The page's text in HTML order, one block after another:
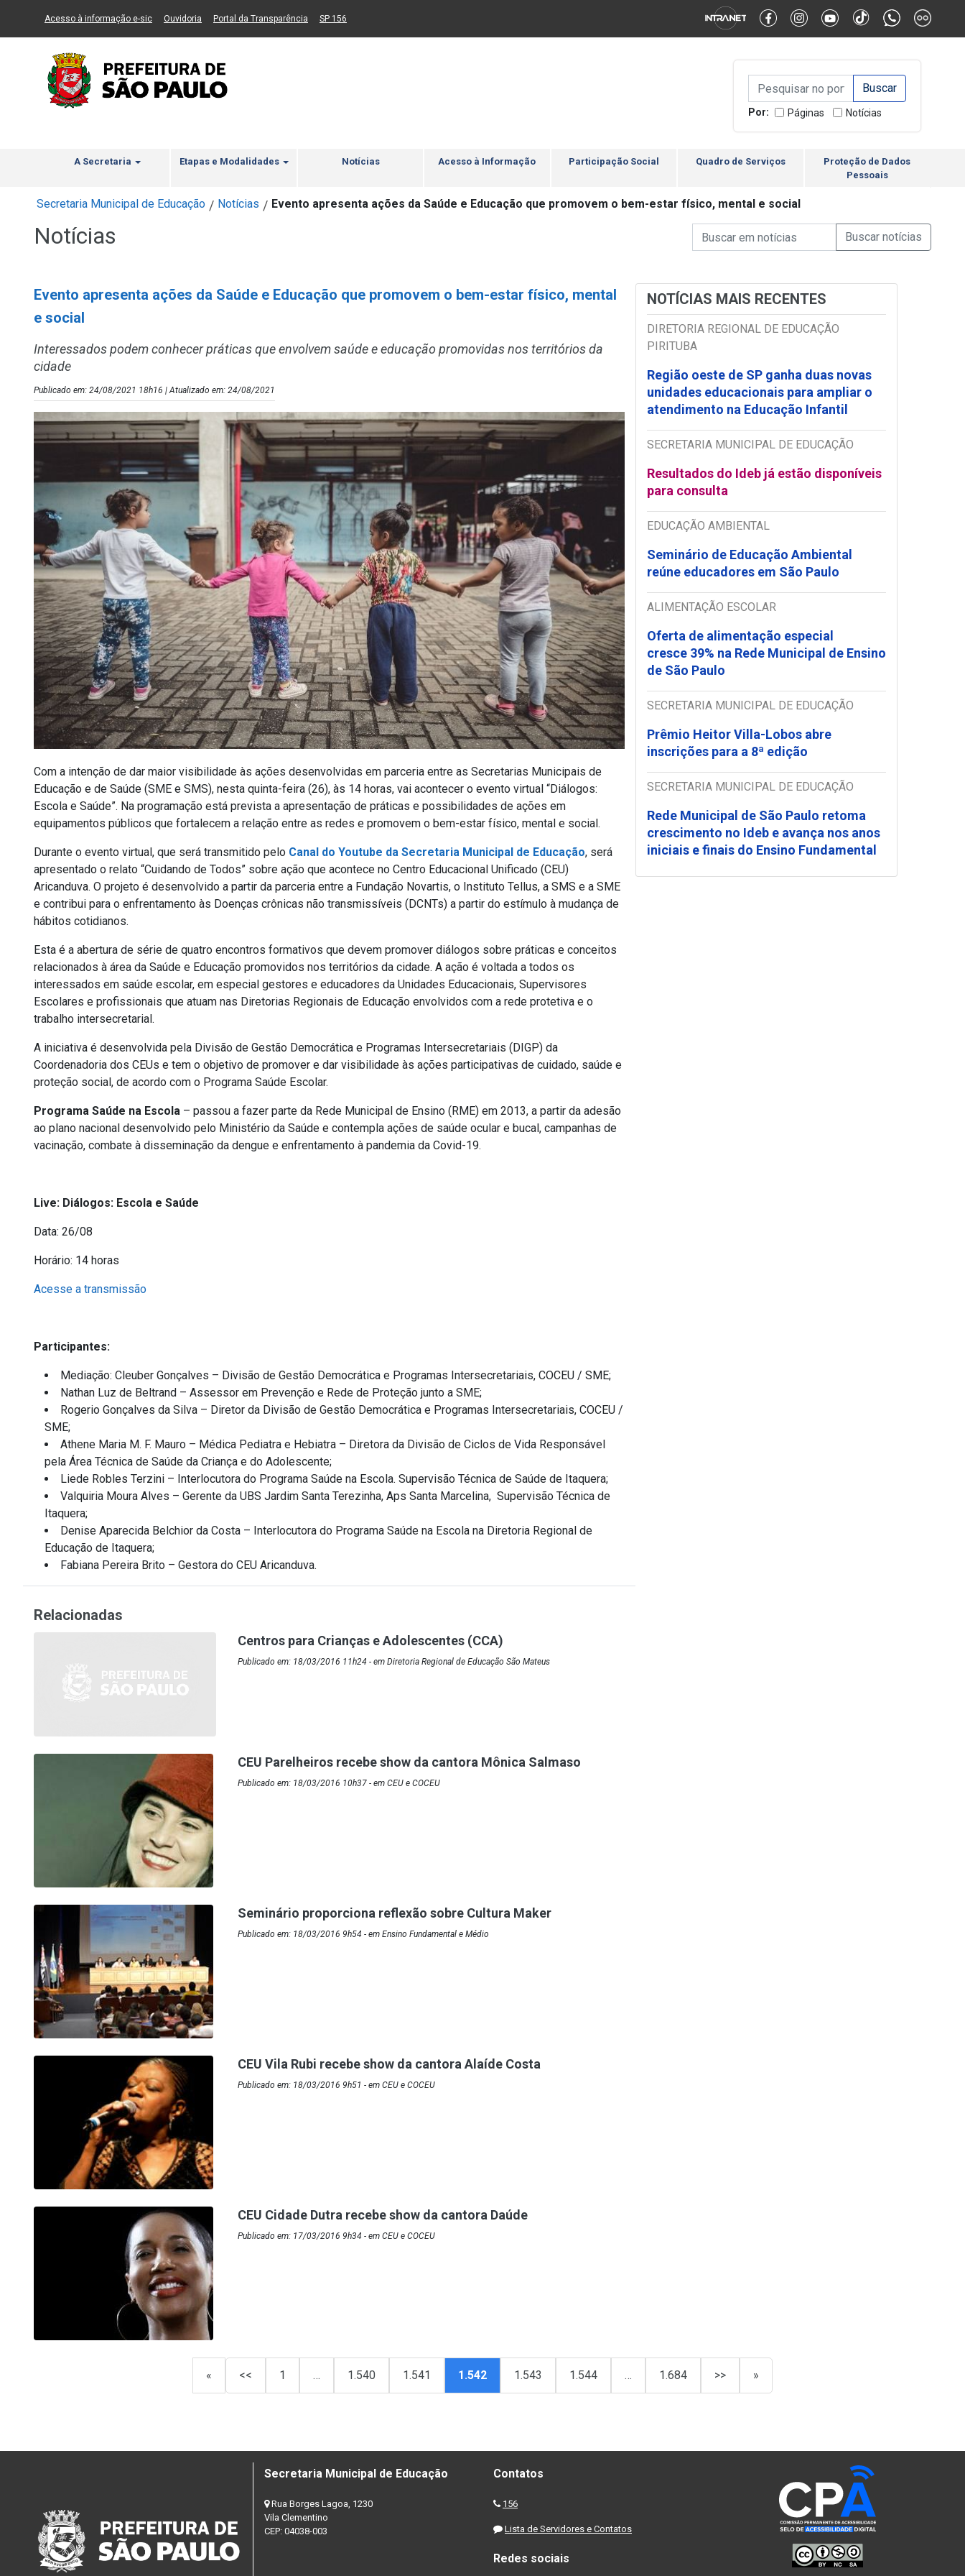
Ir ao Conteúdo Ir para menu principal 2 Ir para busca Ir para rodapé Alternar Alto Contraste Alternar Tamanho da Fonte
Acesso à informação e-sic(Link para um novo sítio)
Ouvidoria (Link para um novo sítio)
Portal da Transparência (Link para um novo sítio)
SP 156
Campo de Busca de
Campo de Busca de informaçõesEnviar a Busca
Por: Páginas Notícias
A Secretaria Etapas e Modalidades Notícias Acesso à Informação Participação Social Quadro de Serviços
Proteção de Dados
Pessoais
Secretaria Municipal de Educação / Notícias / Evento apresenta ações da Saúde e Educação que promovem o bem-estar físico, mental e social
Notícias Campo de Busca de Notícias
Campo de Busca de informaçõesEnviar a Busca de
Evento apresenta ações da Saúde e Educação que promovem o bem-estar físico, mental
e social
Interessados podem conhecer práticas que envolvem saúde e educação promovidas nos territórios da
cidade
Publicado em: 24/08/2021 18h16 | Atualizado em: 24/08/2021
Com a intenção de dar maior visibilidade às ações desenvolvidas em parceria entre as Secretarias Municipais de
Educação e de Saúde (SME e SMS), nesta quinta-feira (26), às 14 horas, vai acontecer o evento virtual “Diálogos:
Escola e Saúde”. Na programação está prevista a apresentação de práticas e possibilidades de ações em
equipamentos públicos que fortalecem a relação entre as redes e promovem o bem-estar físico, mental e social.
Durante o evento virtual, que será transmitido pelo Canal do Youtube da Secretaria Municipal de Educação, será
apresentado o relato “Cuidando de Todos” sobre ação que acontece no Centro Educacional Unificado (CEU)
Aricanduva. O projeto é desenvolvido a partir da parceria entre a Fundação Novartis, o Instituto Tellus, a SMS e a SME
e contribui para o enfrentamento às Doenças crônicas não transmissíveis (DCNTs) a partir do estímulo à mudança de
hábitos cotidianos.
Esta é a abertura de série de quatro encontros formativos que devem promover diálogos sobre práticas e conceitos
relacionados à área da Saúde e Educação promovidos nos territórios da cidade. A ação é voltada a todos os
interessados em saúde escolar, em especial gestores e educadores da Unidades Educacionais, Supervisores
Escolares e profissionais que atuam nas Diretorias Regionais de Educação envolvidos com a rede protetiva e o
trabalho intersecretarial.
A iniciativa é desenvolvida pela Divisão de Gestão Democrática e Programas Intersecretariais (DIGP) da
Coordenadoria dos CEUs e tem o objetivo de promover e dar visibilidade às ações participativas de cuidado, saúde e
proteção social, de acordo com o Programa Saúde Escolar.
Programa Saúde na Escola – passou a fazer parte da Rede Municipal de Ensino (RME) em 2013, a partir da adesão
ao plano nacional desenvolvido pelo Ministério da Saúde e contempla ações de saúde ocular e bucal, campanhas de
vacinação, combate à disseminação da dengue e enfrentamento à pandemia da Covid-19.
Live: Diálogos: Escola e Saúde
Data: 26/08
Horário: 14 horas
Acesse a transmissão
Participantes:
Mediação: Cleuber Gonçalves – Divisão de Gestão Democrática e Programas Intersecretariais, COCEU / SME;
Nathan Luz de Beltrand – Assessor em Prevenção e Rede de Proteção junto a SME;
Rogerio Gonçalves da Silva – Diretor da Divisão de Gestão Democrática e Programas Intersecretariais, COCEU /
SME;
Athene Maria M. F. Mauro – Médica Pediatra e Hebiatra – Diretora da Divisão de Ciclos de Vida Responsável
pela Área Técnica de Saúde da Criança e do Adolescente;
Liede Robles Terzini – Interlocutora do Programa Saúde na Escola. Supervisão Técnica de Saúde de Itaquera;
Valquiria Moura Alves – Gerente da UBS Jardim Santa Terezinha, Aps Santa Marcelina, Supervisão Técnica de
Itaquera;
Denise Aparecida Belchior da Costa – Interlocutora do Programa Saúde na Escola na Diretoria Regional de
Educação de Itaquera;
Fabiana Pereira Brito – Gestora do CEU Aricanduva.
NOTÍCIAS MAIS RECENTES
DIRETORIA REGIONAL DE EDUCAÇÃO
PIRITUBA
Região oeste de SP ganha duas novas
unidades educacionais para ampliar o
atendimento na Educação Infantil
SECRETARIA MUNICIPAL DE EDUCAÇÃO
Resultados do Ideb já estão disponíveis
para consulta
EDUCAÇÃO AMBIENTAL
Seminário de Educação Ambiental
reúne educadores em São Paulo
ALIMENTAÇÃO ESCOLAR
Oferta de alimentação especial
cresce 39% na Rede Municipal de Ensino
de São Paulo
SECRETARIA MUNICIPAL DE EDUCAÇÃO
Prêmio Heitor Villa-Lobos abre
inscrições para a 8ª edição
SECRETARIA MUNICIPAL DE EDUCAÇÃO
Rede Municipal de São Paulo retoma
crescimento no Ideb e avança nos anos
iniciais e finais do Ensino Fundamental
Relacionadas
Centros para Crianças e Adolescentes (CCA)
Publicado em: 18/03/2016 11h24 - em Diretoria Regional de Educação São Mateus
CEU Parelheiros recebe show da cantora Mônica Salmaso
Publicado em: 18/03/2016 10h37 - em CEU e COCEU
Seminário proporciona reflexão sobre Cultura Maker
Publicado em: 18/03/2016 9h54 - em Ensino Fundamental e Médio
CEU Vila Rubi recebe show da cantora Alaíde Costa
Publicado em: 18/03/2016 9h51 - em CEU e COCEU
CEU Cidade Dutra recebe show da cantora Daúde
Publicado em: 17/03/2016 9h34 - em CEU e COCEU
« << 1 … 1.540 1.541 1.542 1.543 1.544 … 1.684 >> »
Secretaria Municipal de Educação
Rua Borges Lagoa, 1230
Vila Clementino
CEP: 04038-003
Contatos
156
Lista de Servidores e Contatos
Redes sociais